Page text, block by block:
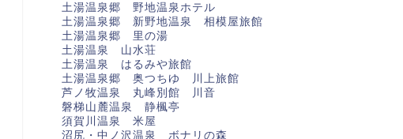
土湯温泉郷 野地温泉ホテル
土湯温泉郷 新野地温泉 相模屋旅館
土湯温泉郷 里の湯
土湯温泉 山水荘
土湯温泉 はるみや旅館
土湯温泉郷 奥つちゆ 川上旅館
芦ノ牧温泉 丸峰別館 川音
磐梯山麓温泉 静楓亭
須賀川温泉 米屋
沼尻・中ノ沢温泉 ボナリの森